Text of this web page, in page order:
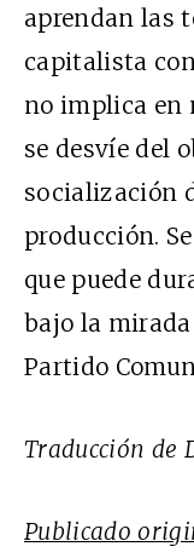
aprendan las
capitalista
no implica en
se desvíe del
socialización
producción.
que puede
bajo la
Partido
Traducción de
Publicado